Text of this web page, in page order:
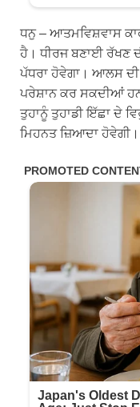
ਧਨੁ – ਆਤਮਵਿਸ਼ਵਾਸ
ਹੈ। ਧੀਰਜ ਬਣਾਈ ਰੱਖਣ
ਪੱਧਰਾ ਹੋਵੇਗਾ। ਆਲਸ
ਪਰੇਸ਼ਾਨ ਕਰ ਸਕਦੀਆਂ
ਤੁਹਾਨੂੰ ਤੁਹਾਡੀ ਇੱਛਾ ਦੇ
ਮਿਹਨਤ ਜ਼ਿਆਦਾ ਹੋਵੇਗੀ।